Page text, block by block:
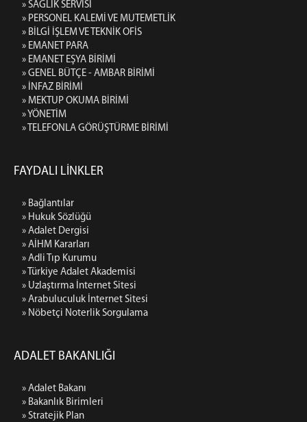
» SAĞLIK SERVİSİ
» PERSONEL KALEMİ VE MUTEMETLİK
» BİLGİ İŞLEM VE TEKNİK OFİS
» EMANET PARA
» EMANET EŞYA BİRİMİ
» GENEL BÜTÇE - AMBAR BİRİMİ
» İNFAZ BİRİMİ
» MEKTUP OKUMA BİRİMİ
» YÖNETİM
» TELEFONLA GÖRÜŞTÜRME BİRİMİ
FAYDALI LİNKLER
» Bağlantılar
» Hukuk Sözlüğü
» Adalet Dergisi
» AİHM Kararları
» Adli Tıp Kurumu
» Türkiye Adalet Akademisi
» Uzlaştırma İnternet Sitesi
» Arabuluculuk İnternet Sitesi
» Nöbetçi Noterlik Sorgulama
ADALET BAKANLIĞI
» Adalet Bakanı
» Bakanlık Birimleri
» Stratejik Plan